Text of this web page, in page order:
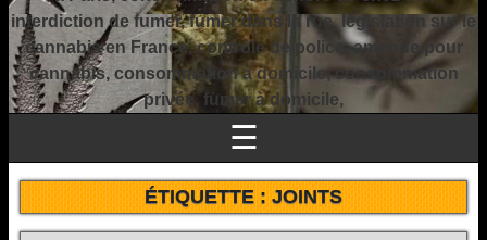
interdiction de fumer, fumer dans la rue, législation sur le
cannabis en France, contrôle de police, amende pour
cannabis, consommation à domicile, consommation
privée, fumer à domicile,
☰
ÉTIQUETTE :JOINTS